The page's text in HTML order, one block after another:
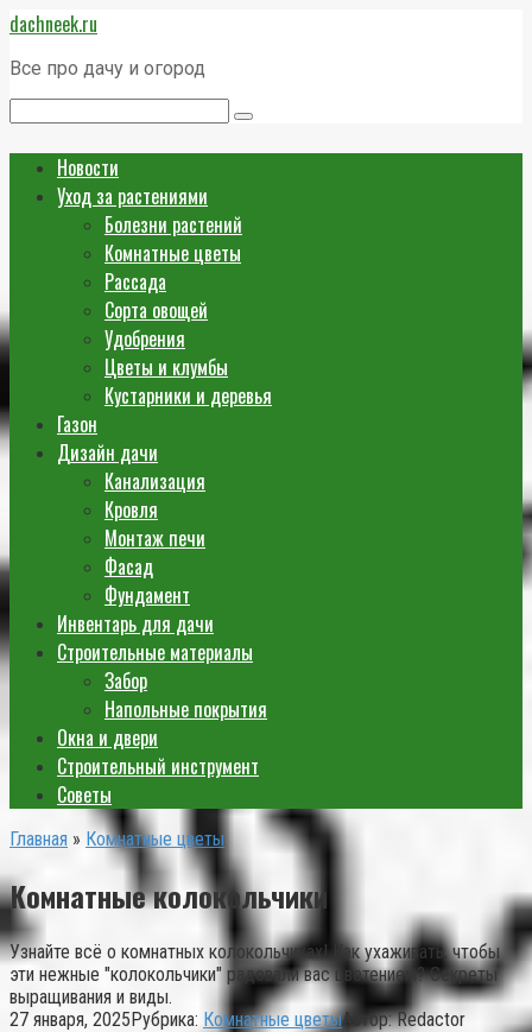
Перейти
к
контенту
dachneek.ru
Все про дачу и огород
Новости
Уход за растениями
Болезни растений
Комнатные цветы
Рассада
Сорта овощей
Удобрения
Цветы и клумбы
Кустарники и деревья
Газон
Дизайн дачи
Канализация
Кровля
Монтаж печи
Фасад
Фундамент
Инвентарь для дачи
Строительные материалы
Забор
Напольные покрытия
Окна и двери
Строительный инструмент
Советы
Главная » Комнатные цветы
Комнатные колокольчики
Узнайте всё о комнатных колокольчиках! Как ухаживать, чтобы
эти нежные "колокольчики" радовали вас цветением? Секреты
выращивания и виды.
27 января, 2025Рубрика: Комнатные цветыАвтор: Redactor